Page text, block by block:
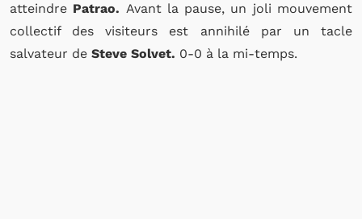
atteindre Patrao. Avant la pause, un joli mouvement
collectif des visiteurs est annihilé par un tacle
salvateur de Steve Solvet. 0-0 à la mi-temps.